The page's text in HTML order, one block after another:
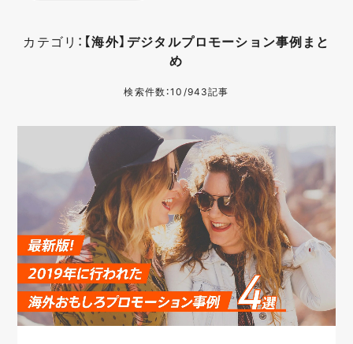
カテゴリ： 【海外】デジタルプロモーション事例まと
め
検索件数：10/943記事